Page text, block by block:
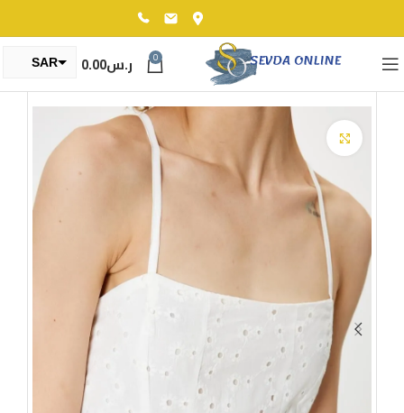
0 ر.س0.00
SAR
TRY
Click to enlarge